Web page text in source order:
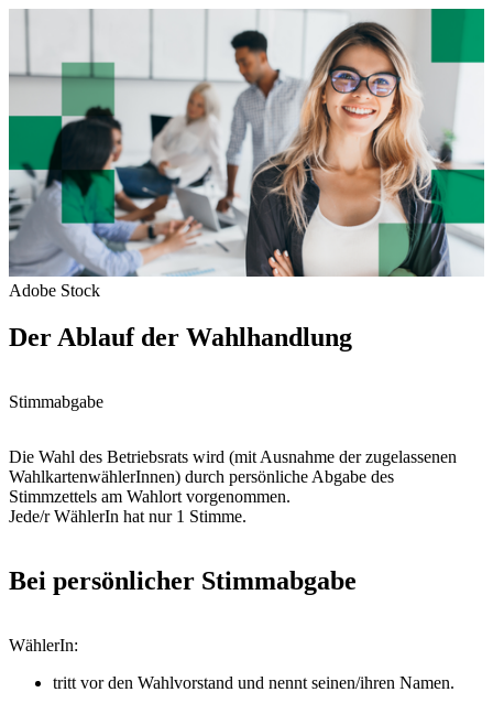
Adobe Stock
Der Ablauf der Wahlhandlung
Stimmabgabe
Die Wahl des Betriebsrats wird (mit Ausnahme der zugelassenen
WahlkartenwählerInnen) durch persönliche Abgabe des
Stimmzettels am Wahlort vorgenommen.
Jede/r WählerIn hat nur 1 Stimme.
Bei persönlicher Stimmabgabe
WählerIn:
tritt vor den Wahlvorstand und nennt seinen/ihren Namen.